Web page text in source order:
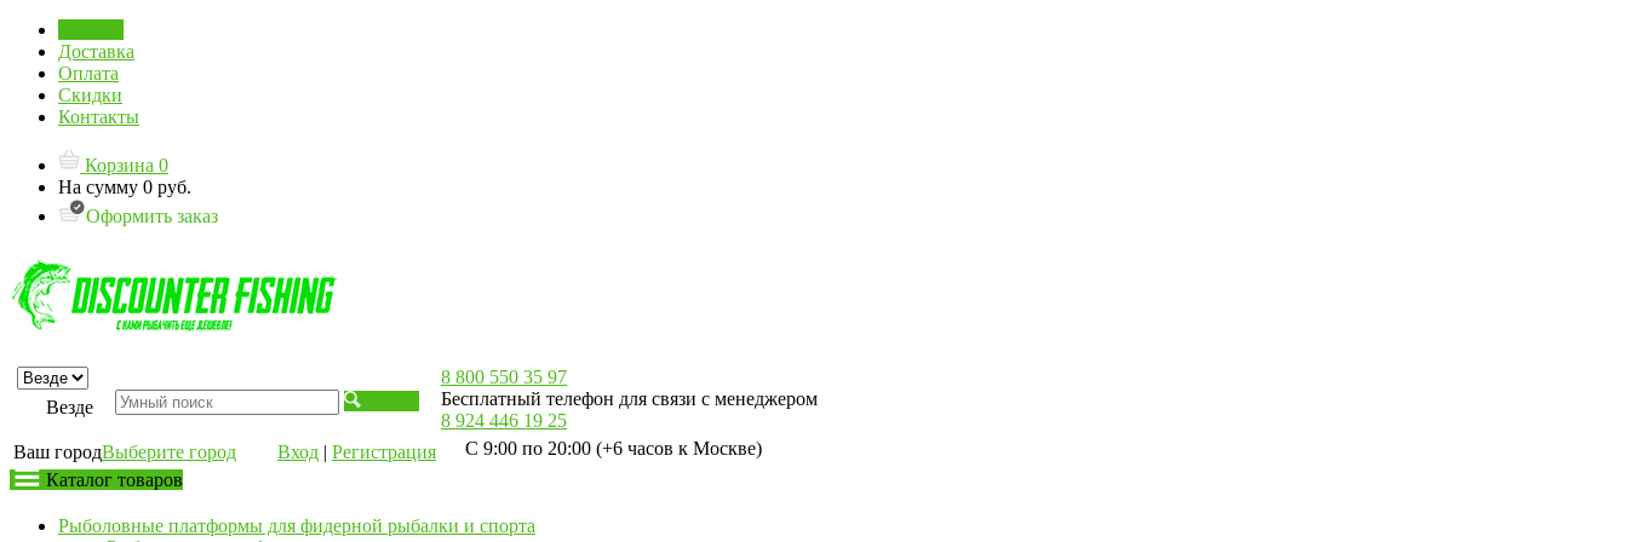
Доставка
Оплата
Скидки
Контакты
Корзина 0
На сумму 0 руб.
Оформить заказ
Везде
Ваш городВыберите город Вход | Регистрация
8 800 550 35 97
Бесплатный телефон для связи с менеджером
8 924 446 19 25
С 9:00 по 20:00 (+6 часов к Москве)
Каталог товаров
Рыболовные платформы для фидерной рыбалки и спорта